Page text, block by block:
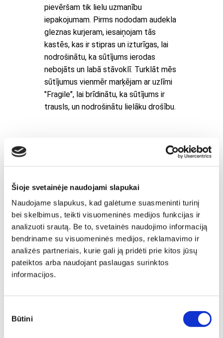
Šioje svetainėje naudojami slapukai
Naudojame slapukus, kad galėtume suasmeninti turinį
bei skelbimus, teikti visuomeninės medijos funkcijas ir
analizuoti srautą. Be to, svetainės naudojimo informaciją
bendriname su visuomeninės medijos, reklamavimo ir
analizės partneriais, kurie gali ją pridėti prie kitos jūsų
pateiktos arba naudojant paslaugas surinktos
informacijos.
pasirinkimas
Būtini
pievēršam tik lielu uzmanību
iepakojumam. Pirms nododam audekla
gleznas kurjeram, iesaiņojam tās
kastēs, kas ir stipras un izturīgas, lai
nodrošinātu, ka sūtījums ierodas
nebojāts un labā stāvoklī. Turklāt mēs
sūtījumus vienmēr marķējam ar uzlīmi
"Fragile", lai brīdinātu, ka sūtījums ir
trausls, un nodrošinātu lielāku drošību.